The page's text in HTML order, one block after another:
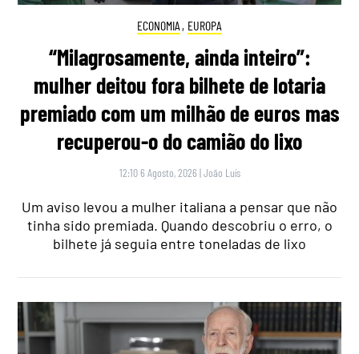
ECONOMIA , EUROPA
“Milagrosamente, ainda inteiro”:
mulher deitou fora bilhete de lotaria
premiado com um milhão de euros mas
recuperou-o do camião do lixo
12:10 6 Agosto, 2026 |João Luís
Um aviso levou a mulher italiana a pensar que não
tinha sido premiada. Quando descobriu o erro, o
bilhete já seguia entre toneladas de lixo